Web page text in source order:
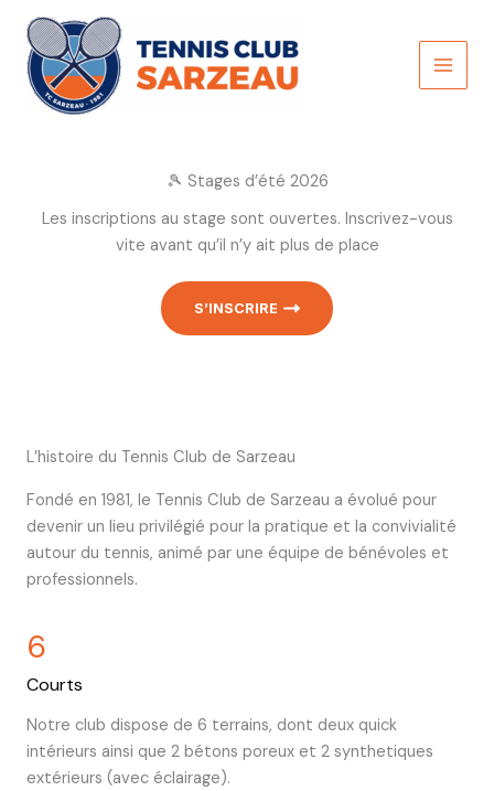
contenu
🎾 Stages d’été 2026
Les inscriptions au stage sont ouvertes. Inscrivez-vous
vite avant qu’il n’y ait plus de place
S’INSCRIRE
L’histoire du Tennis Club de Sarzeau
Fondé en 1981, le Tennis Club de Sarzeau a évolué pour
devenir un lieu privilégié pour la pratique et la convivialité
autour du tennis, animé par une équipe de bénévoles et
professionnels.
6
Courts
Notre club dispose de 6 terrains, dont deux quick
intérieurs ainsi que 2 bétons poreux et 2 synthetiques
extérieurs (avec éclairage).